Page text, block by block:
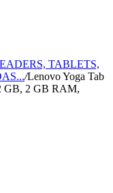
TABLETS,
/Lenovo Yoga Tab
GB, 2 GB RAM,